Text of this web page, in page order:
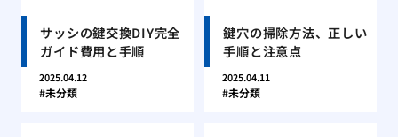
サッシの鍵交換DIY完全
ガイド費用と手順
2025.04.12
未分類
鍵穴の掃除方法、正しい
手順と注意点
2025.04.11
未分類